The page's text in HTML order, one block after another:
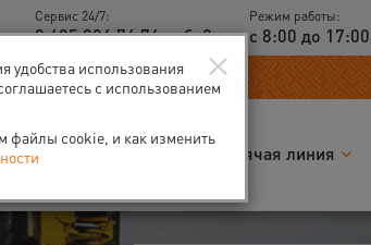
Сервис 24/7:
8 495 926 76 76 доб. 2
Режим работы:
с 8:00 до
События Горячая линия
×
удобства использования
с использованием
файлы cookie, и как изменить